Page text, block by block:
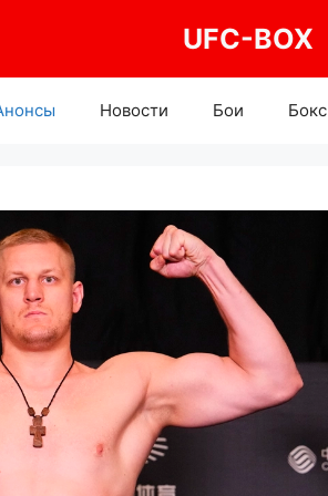
UFC-BOX
Новости Бои Бокс